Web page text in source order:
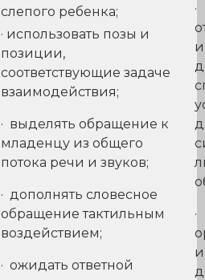
слепого ребенка;
· использовать позы и
позиции,
соответствующие задаче
взаимодействия;
· выделять обращение к
младенцу из общего
потока речи и звуков;
· дополнять словесное
обращение тактильным
воздействием;
· ожидать ответной